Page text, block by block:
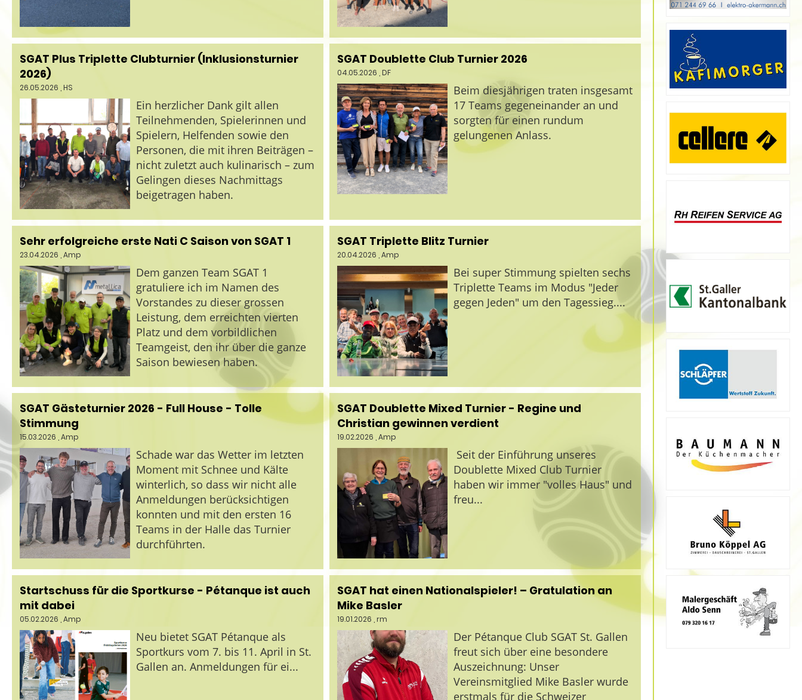
SGAT Plus Triplette Clubturnier (Inklusionsturnier
2026)
26.05.2026 , HS
Ein herzlicher Dank gilt allen
Teilnehmenden, Spielerinnen und
Spielern, Helfenden sowie den
Personen, die mit ihren Beiträgen –
nicht zuletzt auch kulinarisch – zum
Gelingen dieses Nachmittags
beigetragen haben.
SGAT Doublette Club Turnier 2026
04.05.2026 , DF
Beim diesjährigen traten insgesamt
17 Teams gegeneinander an und
sorgten für einen rundum
gelungenen Anlass.
Sehr erfolgreiche erste Nati C Saison von SGAT 1
23.04.2026 , Amp
Dem ganzen Team SGAT 1
gratuliere ich im Namen des
Vorstandes zu dieser grossen
Leistung, dem erreichten vierten
Platz und dem vorbildlichen
Teamgeist, den ihr über die ganze
Saison bewiesen haben.
SGAT Triplette Blitz Turnier
20.04.2026 , Amp
Bei super Stimmung spielten sechs
Triplette Teams im Modus "Jeder
gegen Jeden" um den Tagessieg....
SGAT Gästeturnier 2026 - Full House - Tolle
Stimmung
15.03.2026 , Amp
Schade war das Wetter im letzten
Moment mit Schnee und Kälte
winterlich, so dass wir nicht alle
Anmeldungen berücksichtigen
konnten und mit den ersten 16
Teams in der Halle das Turnier
durchführten.
SGAT Doublette Mixed Turnier - Regine und
Christian gewinnen verdient
19.02.2026 , Amp
Seit der Einführung unseres
Doublette Mixed Club Turnier
haben wir immer "volles Haus" und
freu...
Startschuss für die Sportkurse - Pétanque ist auch
mit dabei
05.02.2026 , Amp
Neu bietet SGAT Pétanque als
Sportkurs vom 7. bis 11. April in St.
Gallen an. Anmeldungen für ei...
SGAT hat einen Nationalspieler! – Gratulation an
Mike Basler
19.01.2026 , rm
Der Pétanque Club SGAT St. Gallen
freut sich über eine besondere
Auszeichnung: Unser
Vereinsmitglied Mike Basler wurde
erstmals für die Schweizer